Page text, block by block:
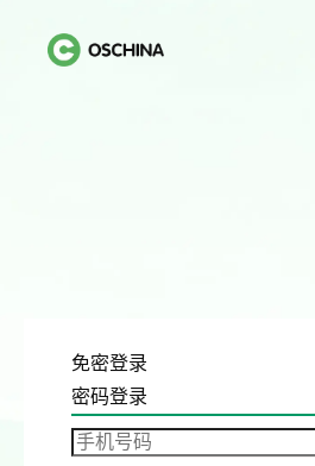
免密登录
密码登录